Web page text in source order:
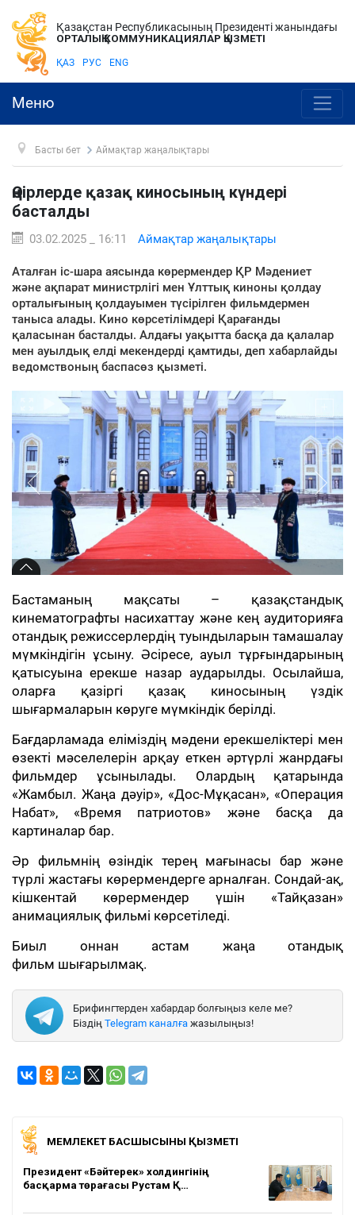
Қазақстан Республикасының Президенті жанындағы
ОРТАЛЫҚ КОММУНИКАЦИЯЛАР ҚЫЗМЕТІ
ҚАЗ РУС ENG
Меню
Басты бет Аймақтар жаңалықтары
Өңірлерде қазақ киносының күндері
басталды
03.02.2025 _ 16:11 Аймақтар жаңалықтары
Аталған іс-шара аясында көрермендер ҚР Мәдениет
және ақпарат министрлігі мен Ұлттық киноны қолдау
орталығының қолдауымен түсірілген фильмдермен
таныса алады. Кино көрсетілімдері Қарағанды
қаласынан басталды. Алдағы уақытта басқа да қалалар
мен ауылдық елді мекендерді қамтиды, деп хабарлайды
ведомствоның баспасөз қызметі.
Бастаманың мақсаты – қазақстандық
кинематографты насихаттау және кең аудиторияға
отандық режиссерлердің туындыларын тамашалау
мүмкіндігін ұсыну. Әсіресе, ауыл тұрғындарының
қатысуына ерекше назар аударылды. Осылайша,
оларға қазіргі қазақ киносының үздік
шығармаларын көруге мүмкіндік берілді.
Бағдарламада еліміздің мәдени ерекшеліктері мен
өзекті мәселелерін арқау еткен әртүрлі жанрдағы
фильмдер ұсынылады. Олардың қатарында
«Жамбыл. Жаңа дәуір», «Дос-Мұқасан», «Операция
Набат», «Время патриотов» және басқа да
картиналар бар.
Әр фильмнің өзіндік терең мағынасы бар және
түрлі жастағы көрермендерге арналған. Сондай-ақ,
кішкентай көрермендер үшін «Тайқазан»
анимациялық фильмі көрсетіледі.
Биыл оннан астам жаңа отандық
фильм шығарылмақ.
Брифингтерден хабардар болғыңыз келе ме?
Біздің Telegram каналға жазылыңыз!
МЕМЛЕКЕТ БАСШЫСЫНЫҢ ҚЫЗМЕТІ
Президент «Бәйтерек» холдингінің
басқарма төрағасы Рустам Қ…